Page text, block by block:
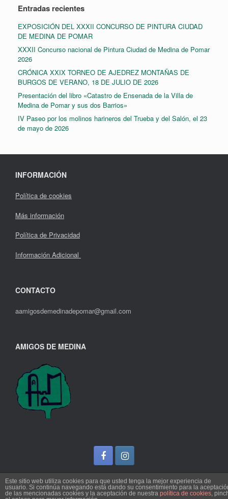
Entradas recientes
EXPOSICIÓN DEL XXXII CONCURSO DE PINTURA CIUDAD
DE MEDINA DE POMAR
XXXII Concurso nacional de Pintura Ciudad de Medina de Pomar
2026
CRÓNICA XXIX TORNEO DE AJEDREZ MONTAÑAS DE
BURGOS DE VERANO, 18 DE JULIO DE 2026
Presentación del libro «Catastro de Ensenada de la Villa de
Medina de Pomar y sus dos Barrios»
IV Paseo por los molinos harineros del Trueba y del Salón, el 23
de mayo de 2026
INFORMACIÓN
Política de cookies
Más información
Política de Privacidad
Información Adicional
CONTACTO
aamigosdemedinadepomar@gmail.com
AMIGOS DE MEDINA
Un Tema deSiteOrigin
Este sitio web utiliza cookies para que usted tenga la mejor experiencia de
usuario. Si continúa navegando está dando su consentimiento para la
de las mencionadas cookies y la aceptación de nuestra política de cookies,